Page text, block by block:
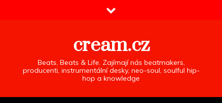
cream.cz
Beats, Beats & Life. Zajímají nás beatmakers,
producenti, instrumentální desky, neo-soul, soulful hip-
hop a knowledge